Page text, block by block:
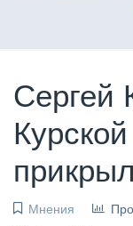
Сергей
Мнения